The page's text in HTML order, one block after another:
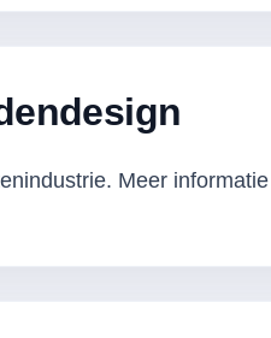
Meer